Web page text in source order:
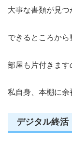
大事な書類が見つ
できるところから
部屋も片付きます
私自身、本棚に余
デジタル終活